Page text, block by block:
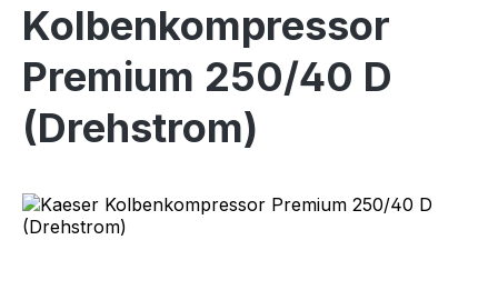
Kolbenkompressor
Premium 250/40 D
(Drehstrom)
Bildergalerie überspringen